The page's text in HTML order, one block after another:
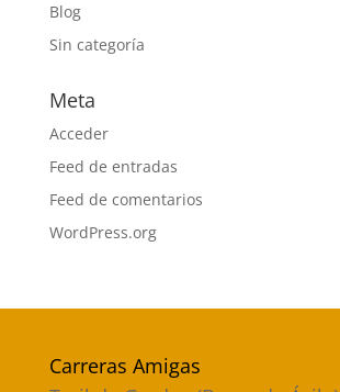
Blog
Sin categoría
Meta
Acceder
Feed de entradas
Feed de comentarios
WordPress.org
Carreras Amigas